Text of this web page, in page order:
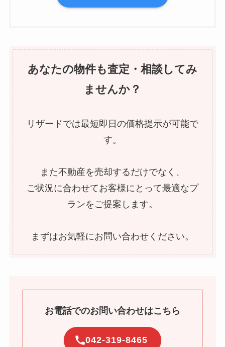
あなたの物件も査定・相談してみ
ませんか？
リザードでは最短即日の価格提示が可能で
す。
また不動産を売却するだけでなく、
ご状況に合わせてお客様にとって最適なプ
ランをご提案します。
まずはお気軽にお問い合わせください。
お電話でのお問い合わせはこちら
042-319-8465